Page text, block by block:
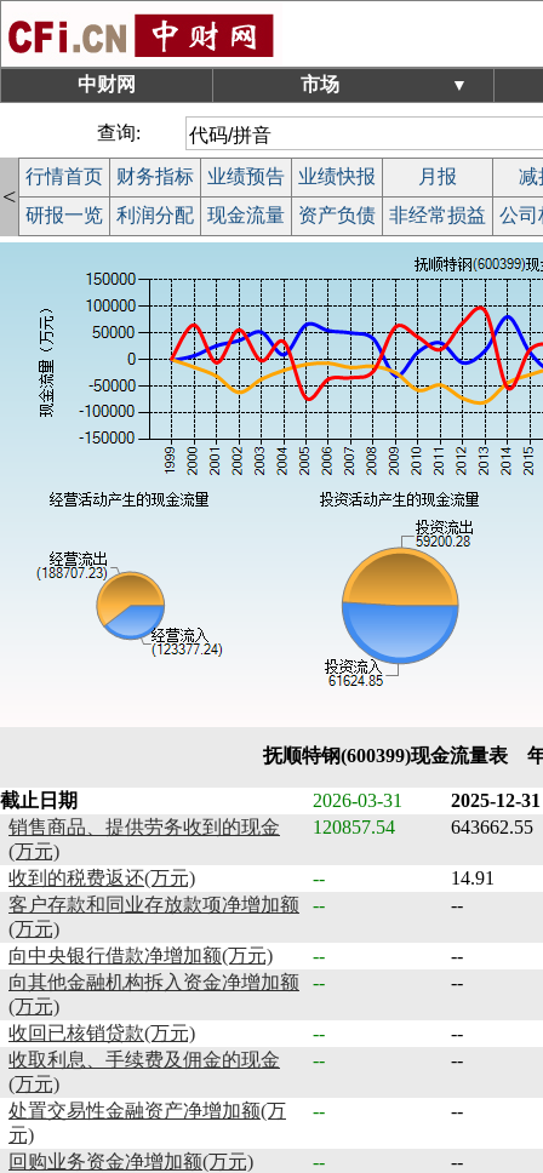
中财网 市场 ▼
查询:
<
行情首页 财务指标 业绩预告 业绩快报 月报
减
研报一览
利润分配 现金流量 资产负债 非经常损益 公司
抚顺特钢(600399)现金流量表
截止日期 2026-03-31
2025-12-31
销售商品、提供劳务收到的现金
(万元)
120857.54 643662.55
收到的税费返还(万元) --
14.91
客户存款和同业存放款项净增加额
(万元)
-- --
向中央银行借款净增加额(万元) --
--
向其他金融机构拆入资金净增加额
(万元)
-- --
收回已核销贷款(万元) --
--
收取利息、手续费及佣金的现金
(万元)
-- --
处置交易性金融资产净增加额(万
元)
-- --
回购业务资金净增加额(万元) --
--